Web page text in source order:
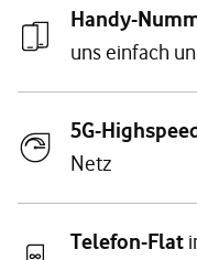
Handy-
uns einfach
5G-
Netz
Telefon-Flat